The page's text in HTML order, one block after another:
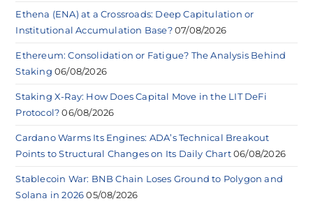
Ethena (ENA) at a Crossroads: Deep Capitulation or
Institutional Accumulation Base? 07/08/2026
Ethereum: Consolidation or Fatigue? The Analysis Behind
Staking 06/08/2026
Staking X-Ray: How Does Capital Move in the LIT DeFi
Protocol? 06/08/2026
Cardano Warms Its Engines: ADA’s Technical Breakout
Points to Structural Changes on Its Daily Chart 06/08/2026
Stablecoin War: BNB Chain Loses Ground to Polygon and
Solana in 2026 05/08/2026